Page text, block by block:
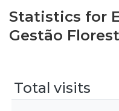
Browse repository
Statistics for
Gestão
Total visits